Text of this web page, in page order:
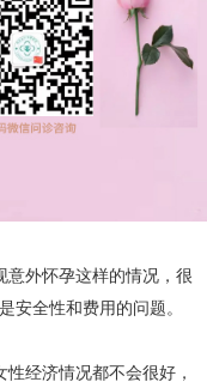
意外怀孕这样的情况，很
安全性和费用的问题。
经济情况都不会很好，